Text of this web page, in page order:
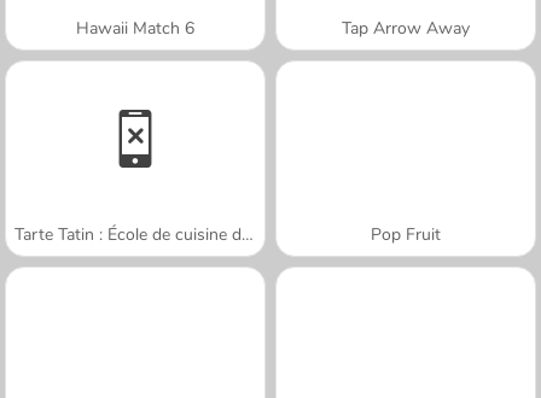
Hawaii Match 6 Tap Arrow Away
Tarte Tatin : École de cuisine de Sara Pop Fruit